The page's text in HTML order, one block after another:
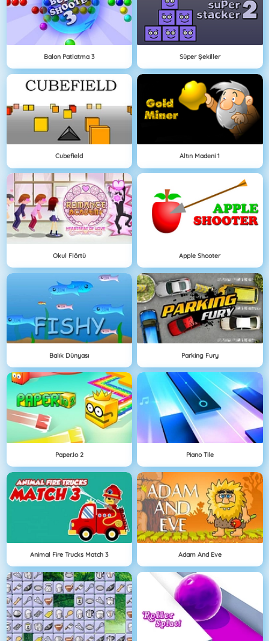
Balon Patlatma 3 Süper Şekiller
Cubefield Altın Madeni 1
Okul Flörtü Apple Shooter
Balık Dünyası Parking Fury
Paper.io 2 Piano Tile
Animal Fire Trucks Match 3 Adam And Eve